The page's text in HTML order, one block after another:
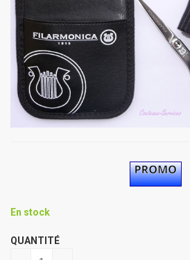
En stock
QUANTITÉ